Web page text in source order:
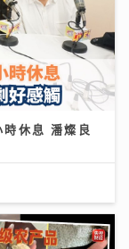
時休息 潘燦良